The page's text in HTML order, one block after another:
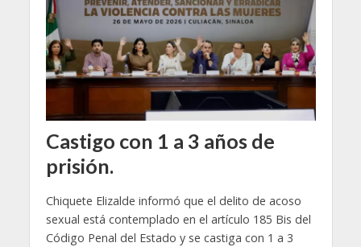
Castigo con 1 a 3 años de
prisión.
Chiquete Elizalde informó que el delito de acoso
sexual está contemplado en el artículo 185 Bis del
Código Penal del Estado y se castiga con 1 a 3